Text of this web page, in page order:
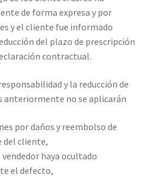
de forma expresa y por
y el cliente fue informado
del plazo de prescripción
contractual.
y la reducción de
anteriormente no se aplicarán
por daños y reembolso de
del cliente,
vendedor haya ocultado
el defecto,